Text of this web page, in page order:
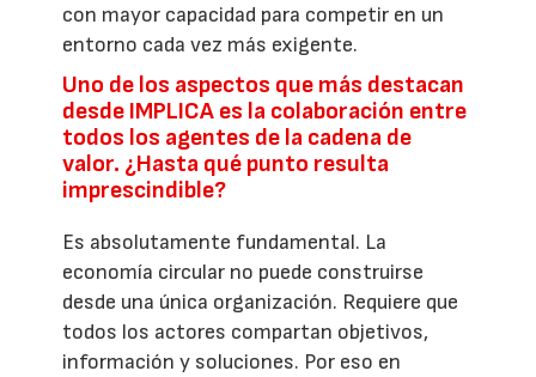
con mayor capacidad para competir en un
entorno cada vez más exigente.
Uno de los aspectos que más destacan
desde IMPLICA es la colaboración entre
todos los agentes de la cadena de
valor. ¿Hasta qué punto resulta
imprescindible?
Es absolutamente fundamental. La
economía circular no puede construirse
desde una única organización. Requiere que
todos los actores compartan objetivos,
información y soluciones. Por eso en